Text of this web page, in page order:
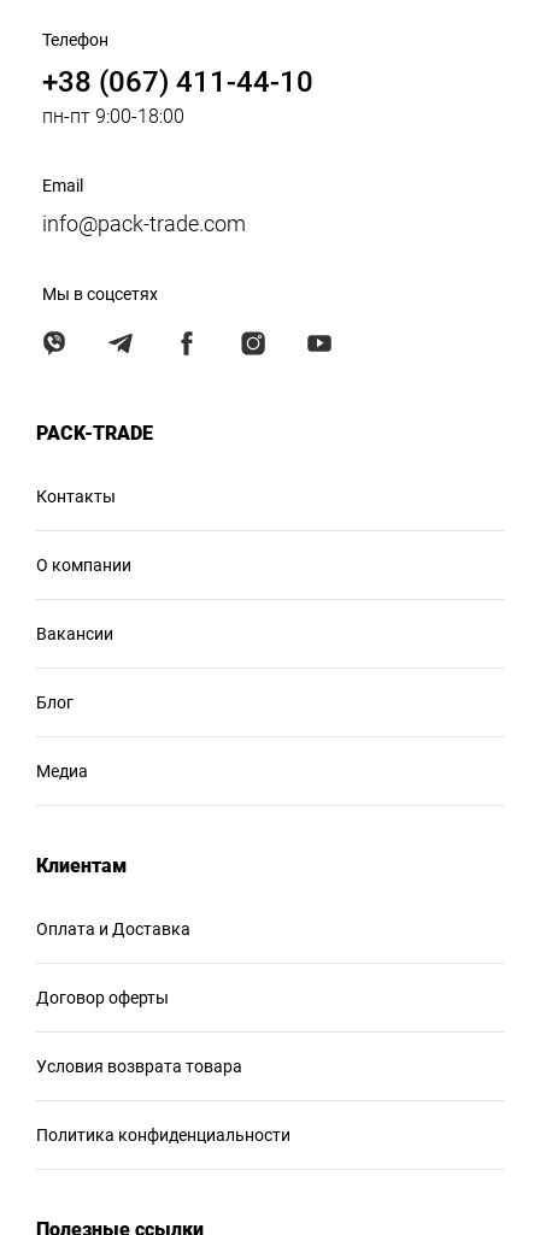
Телефон
+38 (067) 411-44-10
пн-пт 9:00-18:00
Email
info@pack-trade.com
Мы в соцсетях
PACK-TRADE
Контакты
О компании
Вакансии
Блог
Медиа
Клиентам
Оплата и Доставка
Договор оферты
Условия возврата товара
Политика конфиденциальности
Полезные ссылки